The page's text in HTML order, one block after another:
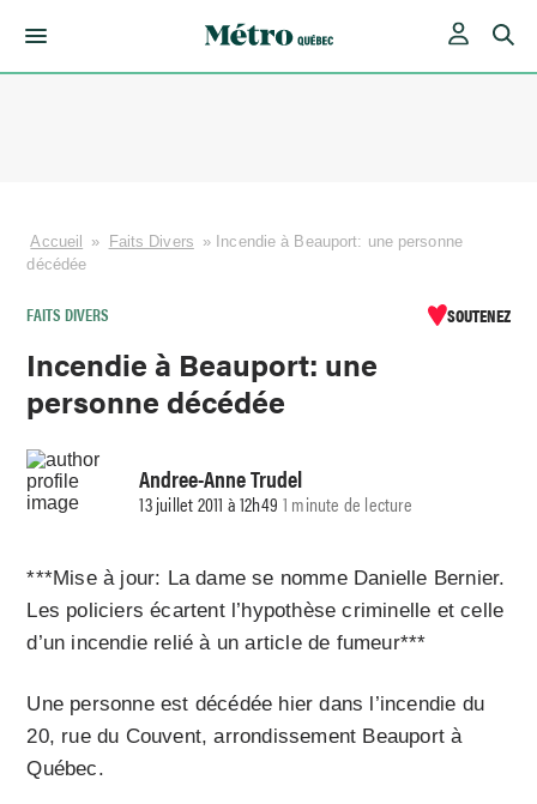
Accueil » Faits Divers » Incendie à Beauport: une personne
décédée
FAITS DIVERS SOUTENEZ
Incendie à Beauport: une
personne décédée
Andree-Anne Trudel
13 juillet 2011 à 12h49 1 minute de lecture
***Mise à jour: La dame se nomme Danielle Bernier.
Les policiers écartent l’hypothèse criminelle et celle
d’un incendie relié à un article de fumeur***
Une personne est décédée hier dans l’incendie du
20, rue du Couvent, arrondissement Beauport à
Québec.